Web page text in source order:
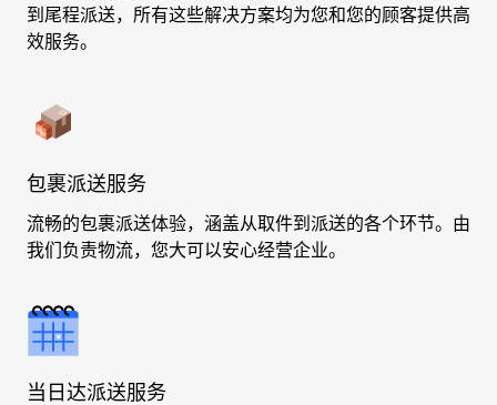
到尾程派送，所有这些解决方案均为您和您的顾客提供高
效服务。
包裹派送服务
流畅的包裹派送体验，涵盖从取件到派送的各个环节。由
我们负责物流，您大可以安心经营企业。
当日达派送服务